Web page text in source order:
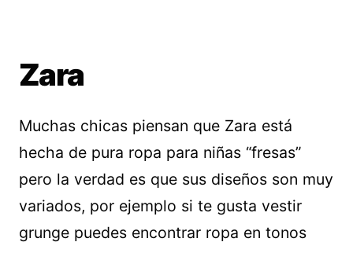
Zara
Muchas chicas piensan que Zara está
hecha de pura ropa para niñas “fresas”
pero la verdad es que sus diseños son muy
variados, por ejemplo si te gusta vestir
grunge puedes encontrar ropa en tonos